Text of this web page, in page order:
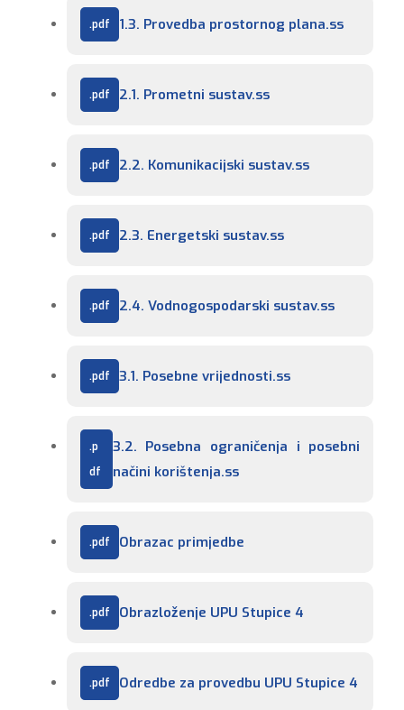
1.3. Provedba prostornog plana.ss
2.1. Prometni sustav.ss
2.2. Komunikacijski sustav.ss
2.3. Energetski sustav.ss
2.4. Vodnogospodarski sustav.ss
3.1. Posebne vrijednosti.ss
3.2. Posebna ograničenja i posebni
načini korištenja.ss
Obrazac primjedbe
Obrazloženje UPU Stupice 4
Odredbe za provedbu UPU Stupice 4